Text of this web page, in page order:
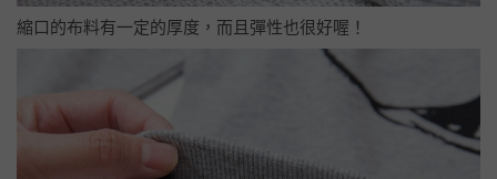
縮口的布料有一定的厚度，而且彈性也很好喔！